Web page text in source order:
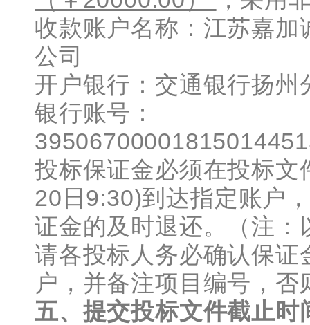
收款账户名称：江苏嘉
公司
开户银行：交通银行扬州
银行账号：
投标保证金必须在投标
20日9:30)到达指定账户
证金的及时退还。（注
请各投标人务必确认保
户，并备注项目编号，
五、提交投标文件截止时